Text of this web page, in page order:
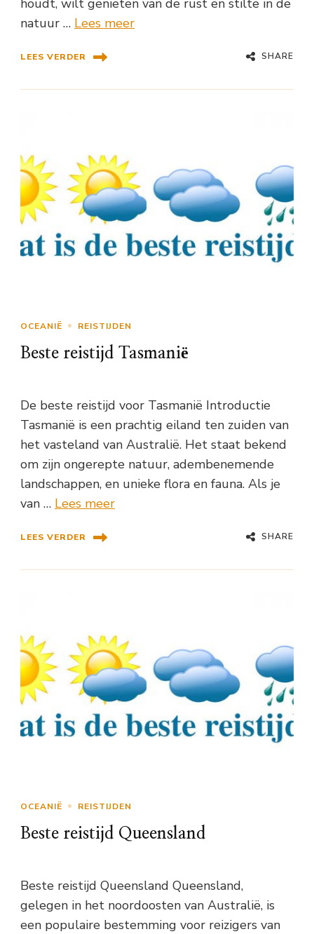
natuur … Lees meer
LEES VERDER SHARE
OCEANIË REISTIJDEN
Beste reistijd Tasmanië
De beste reistijd voor Tasmanië Introductie
Tasmanië is een prachtig eiland ten zuiden van
het vasteland van Australië. Het staat bekend
om zijn ongerepte natuur, adembenemende
landschappen, en unieke flora en fauna. Als je
van … Lees meer
LEES VERDER SHARE
OCEANIË REISTIJDEN
Beste reistijd Queensland
Beste reistijd Queensland Queensland,
gelegen in het noordoosten van Australië, is
een populaire bestemming voor reizigers van